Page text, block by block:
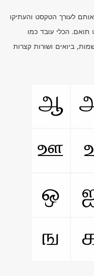
לעורך הטקסט והעתיקו
הכלי עובד כמו
ביואים ושורות קצרות
ஆ
ஊ
ஒ
ங